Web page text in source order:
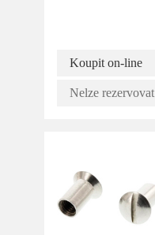
Koupit on-line
Nelze rezervovat